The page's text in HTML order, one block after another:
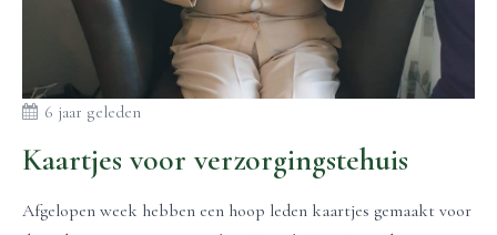
6 jaar geleden
Kaartjes voor verzorgingstehuis
Afgelopen week hebben een hoop leden kaartjes gemaakt voor